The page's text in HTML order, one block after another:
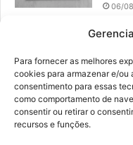
Para fornecer as melhores
cookies para armazenar e/ou
consentimento para essas
como comportamento de
consentir ou retirar o
recursos e funções.
06/
05/